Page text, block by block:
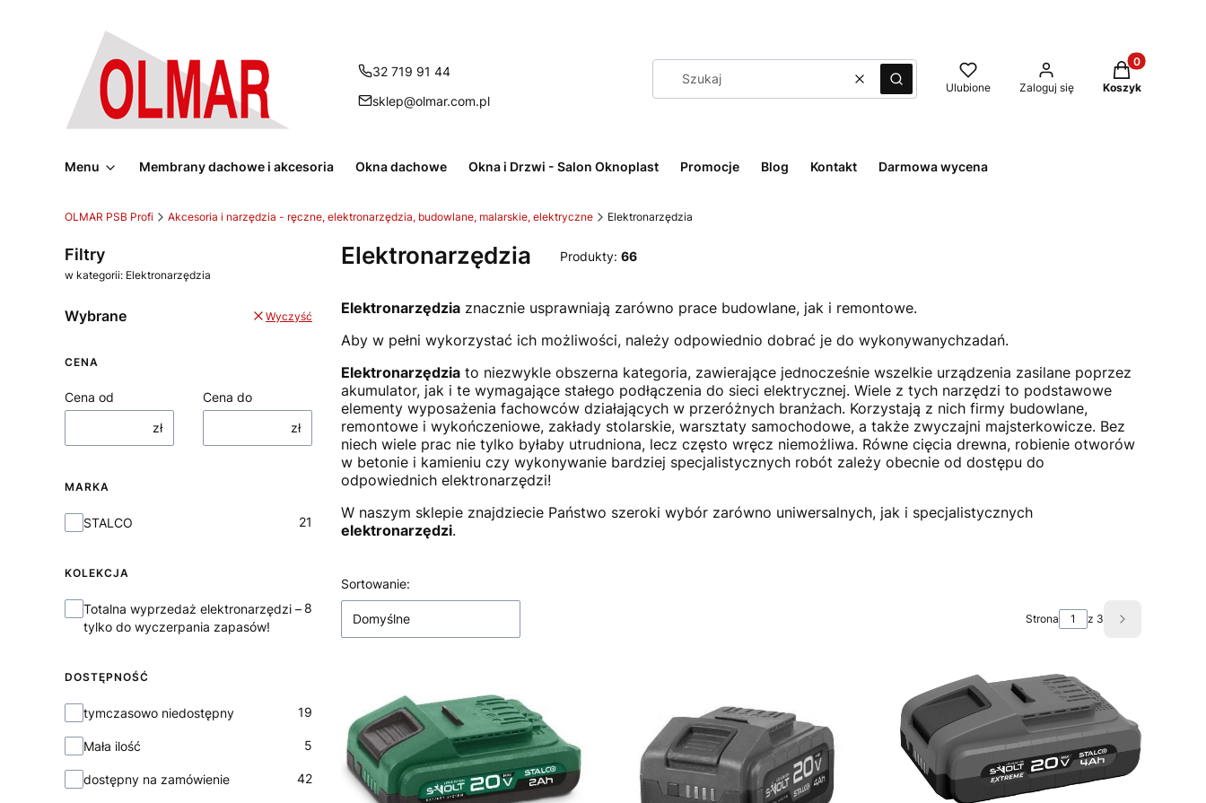
32 719 91 44
sklep@olmar.com.pl
WyczyśćSzukaj Ulubione Zaloguj się
Produkty w
Koszyk
Menu Membrany dachowe i akcesoria Okna dachowe Okna i Drzwi - Salon Oknoplast Promocje Blog Kontakt Darmowa wycena
OLMAR PSB Profi Akcesoria i narzędzia - ręczne, elektronarzędzia, budowlane, malarskie, elektryczne Elektronarzędzia
Filtry
w kategorii: Elektronarzędzia
Wybrane Wyczyść
CENA
Cena od
zł
Cena do
zł
MARKA
Marka
STALCO 21
KOLEKCJA
Kolekcja
Totalna wyprzedaż elektronarzędzi –
tylko do wyczerpania zapasów!
8
DOSTĘPNOŚĆ
Dostępność
tymczasowo niedostępny 19
Mała ilość 5
dostępny na zamówienie 42
Elektronarzędzia Produkty: 66
Elektronarzędzia znacznie usprawniają zarówno prace budowlane, jak i remontowe.
Aby w pełni wykorzystać ich możliwości, należy odpowiednio dobrać je do wykonywanychzadań.
Elektronarzędzia to niezwykle obszerna kategoria, zawierające jednocześnie wszelkie urządzenia zasilane poprzez
akumulator, jak i te wymagające stałego podłączenia do sieci elektrycznej. Wiele z tych narzędzi to podstawowe
elementy wyposażenia fachowców działających w przeróżnych branżach. Korzystają z nich firmy budowlane,
remontowe i wykończeniowe, zakłady stolarskie, warsztaty samochodowe, a także zwyczajni majsterkowicze. Bez
niech wiele prac nie tylko byłaby utrudniona, lecz często wręcz niemożliwa. Równe cięcia drewna, robienie otworów
w betonie i kamieniu czy wykonywanie bardziej specjalistycznych robót zależy obecnie od dostępu do
odpowiednich elektronarzędzi!
W naszym sklepie znajdziecie Państwo szeroki wybór zarówno uniwersalnych, jak i specjalistycznych
elektronarzędzi.
Lista produktów
Sortowanie:
Domyślne Strona z 3 Następne